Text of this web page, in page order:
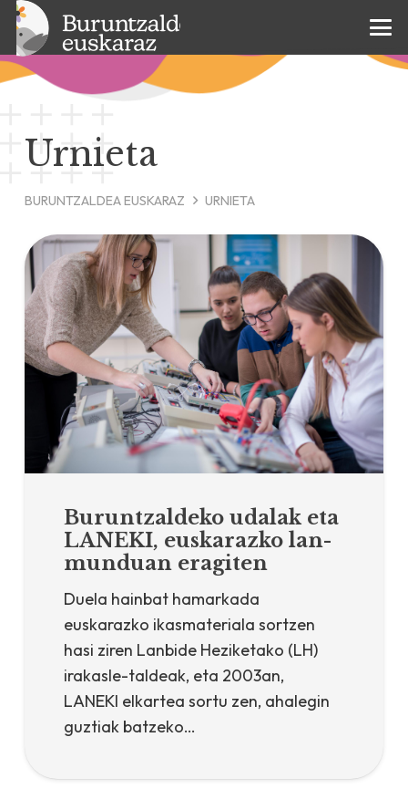
Urnieta
BURUNTZALDEA EUSKARAZ URNIETA
Buruntzaldeko udalak eta
LANEKI, euskarazko lan-
munduan eragiten
Duela hainbat hamarkada
euskarazko ikasmateriala sortzen
hasi ziren Lanbide Heziketako (LH)
irakasle-taldeak, eta 2003an,
LANEKI elkartea sortu zen, ahalegin
guztiak batzeko…